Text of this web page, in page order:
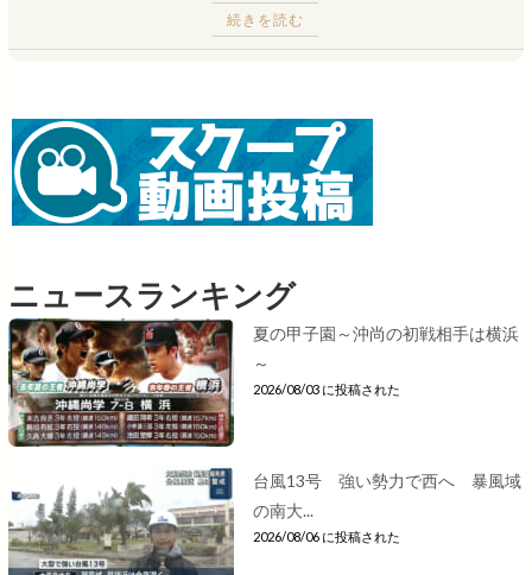
続きを読む
ニュースランキング
夏の甲子園～沖尚の初戦相手は横浜
～
2026/08/03 に投稿された
台風13号 強い勢力で西へ 暴風域
の南大...
2026/08/06 に投稿された